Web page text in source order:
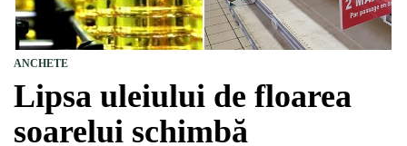
ANCHETE
Lipsa uleiului de floarea
soarelui schimbă